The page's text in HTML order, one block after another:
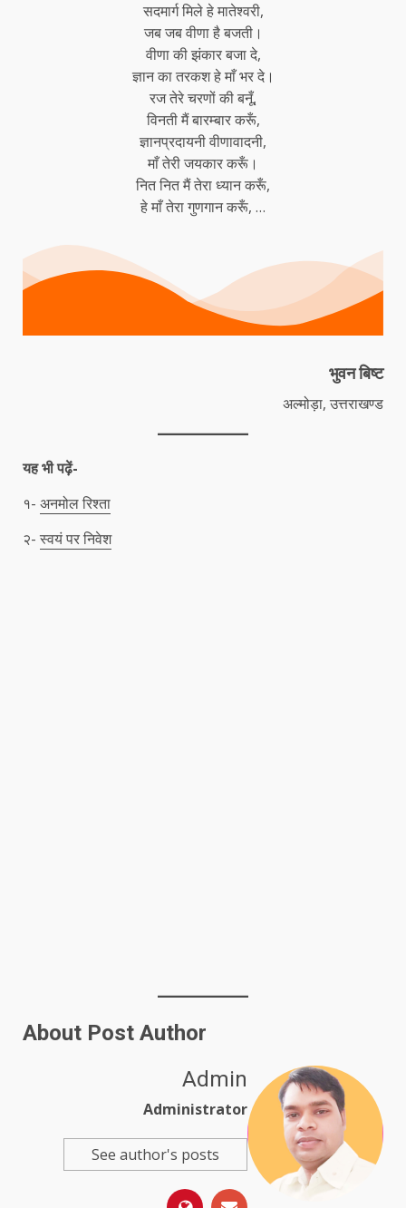
सदमार्ग मिले हे मातेश्वरी,
जब जबवीणाहै बजती।
वीणा की झंकार बजा दे,
ज्ञान का तरकश हे माँ भर दे।
रज तेरे चरणों की बनूँ,
विनती मैं बारम्बार करूँ,
ज्ञानप्रदायनी वीणावादनी,
माँ तेरी जयकार करूँ।
नित नित मैं तेरा ध्यान करूँ,
हे माँ तेरा गुणगान करूँ, …
भुवन बिष्ट
अल्मोड़ा, उत्तराखण्ड
यह भी पढ़ें-
१- अनमोल रिश्ता
२- स्वयं पर निवेश
About Post Author
Admin
Administrator
See author's posts